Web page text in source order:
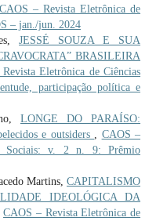
CAOS – Revista Eletrônica de
– jan./jun. 2024
JESSÉ SOUZA E SUA
BRASILEIRA
Eletrônica de Ciências
participação política e
LONGE DO PARAÍSO:
e outsiders
CAOS –
Sociais: v. 2 n. 9: Prêmio
Martins,CAPITALISMO
IDEOLÓGICA DA
,CAOS – Revista Eletrônica de